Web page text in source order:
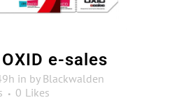
OXID e-sales
in by Blackwalden
0 Likes